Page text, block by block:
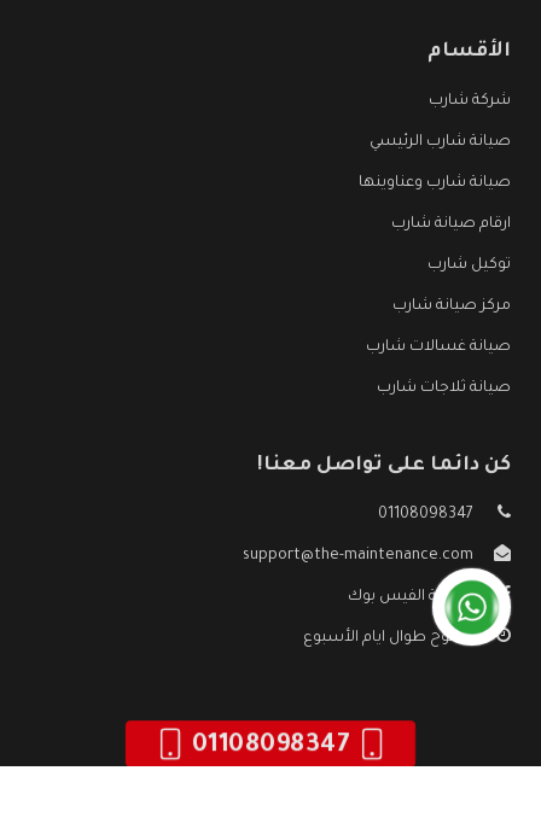
الأقسام
شركة شارب
صيانة شارب الرئيسي
صيانة شارب وعناوينها
ارقام صيانة شارب
توكيل شارب
مركز صيانة شارب
صيانة غسالات شارب
صيانة ثلاجات شارب
كن دائما على تواصل معنا!
01108098347
support@the-maintenance.com
صفحة الفيس بوك
مفتوح طوال ايام الأسبوع
01108098347